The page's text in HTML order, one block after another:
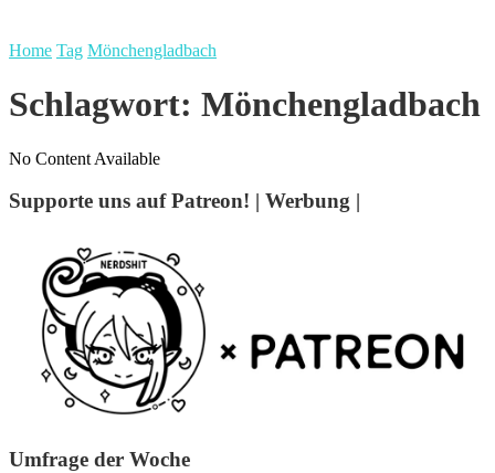
Home Tag Mönchengladbach
Schlagwort: Mönchengladbach
No Content Available
Supporte uns auf Patreon! | Werbung |
Umfrage der Woche